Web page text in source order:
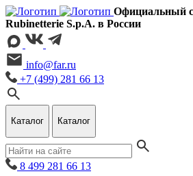
Официальный
Rubinetterie S.p.A. в России
info@far.ru
+7 (499) 281 66 13
Каталог Каталог
8 499 281 66 13